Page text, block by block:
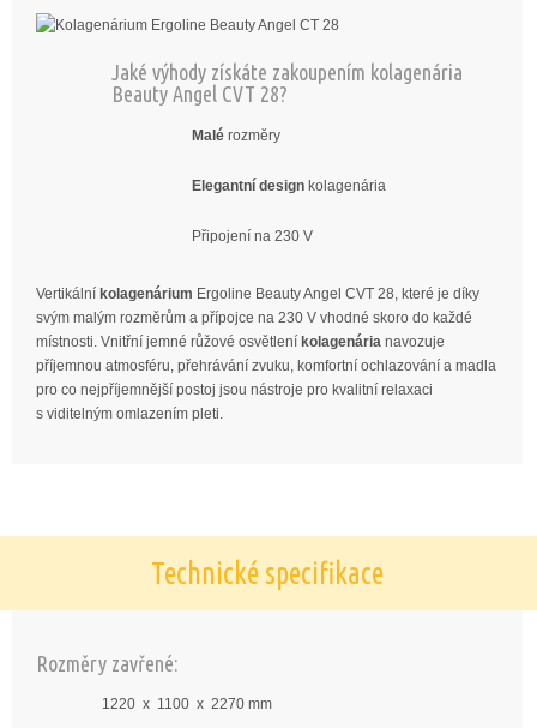
Jaké výhody získáte zakoupením kolagenária
Beauty Angel CVT 28?
Malé rozměry
Elegantní design kolagenária
Připojení na 230 V
Vertikální kolagenárium Ergoline Beauty Angel CVT 28, které je díky
svým malým rozměrům a přípojce na 230 V vhodné skoro do každé
místnosti. Vnitřní jemné růžové osvětlení kolagenária navozuje
příjemnou atmosféru, přehrávání zvuku, komfortní ochlazování a madla
pro co nejpříjemnější postoj jsou nástroje pro kvalitní relaxaci
s viditelným omlazením pleti.
Technické specifikace
Rozměry zavřené:
1220 x 1100 x 2270 mm